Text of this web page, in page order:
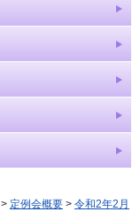
> 定例会概要 > 令和2年2月